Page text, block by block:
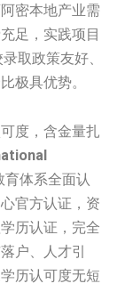
密本地产业需
足，实践项目
取政策友好、
极具优势。
度，含金量扎
体系全面认
官方认证，资
历认证，完全
户、人才引
历认可度无短